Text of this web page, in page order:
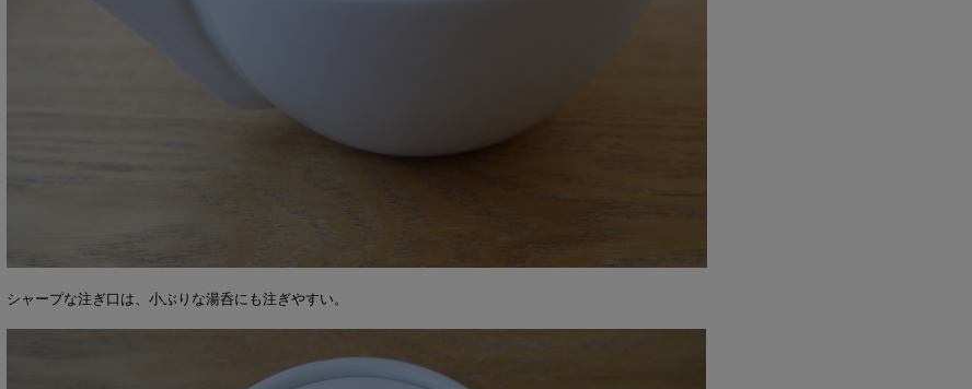
シャープな注ぎ口は、小ぶりな湯呑にも注ぎやすい。